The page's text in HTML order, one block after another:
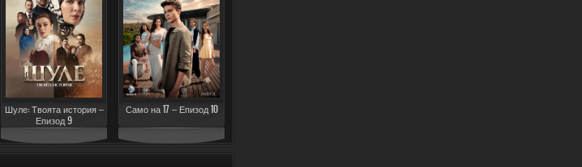
Шуле: Твоята история –
Епизод 9
Само на 17 – Епизод 10